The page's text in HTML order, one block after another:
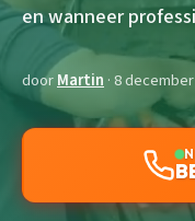
en wanneer
doorMartin · 8